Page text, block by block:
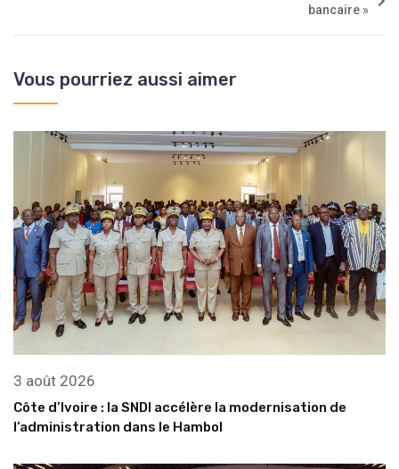
bancaire »
Vous pourriez aussi aimer
3 août 2026
Côte d’Ivoire : la SNDI accélère la modernisation de
l’administration dans le Hambol